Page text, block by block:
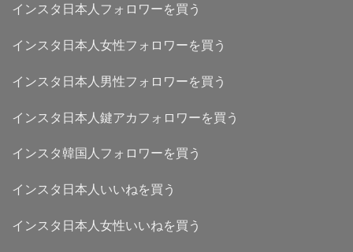
インスタ日本人フォロワーを買う
インスタ日本人女性フォロワーを買う
インスタ日本人男性フォロワーを買う
インスタ日本人鍵アカフォロワーを買う
インスタ韓国人フォロワーを買う
インスタ日本人いいねを買う
インスタ日本人女性いいねを買う